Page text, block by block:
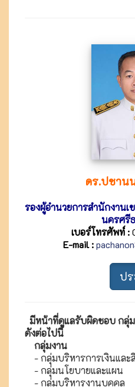
ดร.ปชาน
รองผู้อำนวยการสำนักงาน
นครศรี
เบอร์โทรศัพท์ :
E-mail :
ป
มีหน้าที่ดูแลรับผิดชอบ กลุ่
ดังต่อไปนี้
กลุ่มงาน
- กลุ่มบริหารการเงินและ
- กลุ่มนโยบายและแผน
- กลุ่มบริหารงานบุคคล